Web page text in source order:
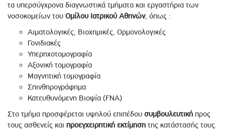
τα υπερσύγχρονα διαγνωστικά τμήματα και εργαστήρια των
νοσοκομείων του Ομίλου Ιατρικού Αθηνών, όπως :
Αιματολογικές, Βιοχημικές, Ορμονολογικές
Γονιδιακές
Υπερηχοτομογραφία
Αξονική τομογραφία
Μαγνητική τομογραφία
Σπινθηρογράφημα
Κατευθυνόμενη Βιοψία (FNA)
Στο τμήμα προσφέρεται υψηλού επιπέδου συμβουλευτική προς
τους ασθενείς και προεγχειρητική εκτίμηση της κατάστασής τους.